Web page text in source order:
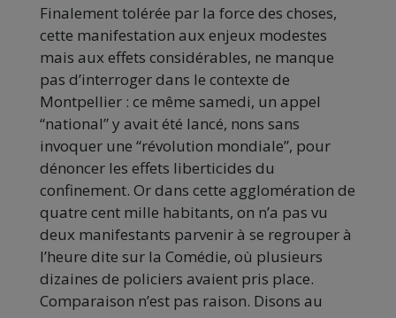
Finalement tolérée par la force des choses,
cette manifestation aux enjeux modestes
mais aux effets considérables, ne manque
pas d’interroger dans le contexte de
Montpellier : ce même samedi, un appel
“national” y avait été lancé, nons sans
invoquer une “révolution mondiale”, pour
dénoncer les effets liberticides du
confinement. Or dans cette agglomération de
quatre cent mille habitants, on n’a pas vu
deux manifestants parvenir à se regrouper à
l’heure dite sur la Comédie, où plusieurs
dizaines de policiers avaient pris place.
Comparaison n’est pas raison. Disons au